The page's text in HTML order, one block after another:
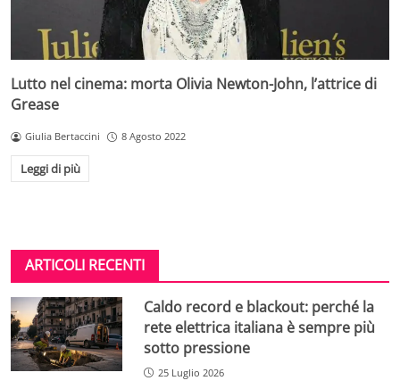
Lutto nel cinema: morta Olivia Newton-John, l’attrice di
Grease
Giulia Bertaccini 8 Agosto 2022
Leggi di più
ARTICOLI RECENTI
Caldo record e blackout: perché la
rete elettrica italiana è sempre più
sotto pressione
25 Luglio 2026